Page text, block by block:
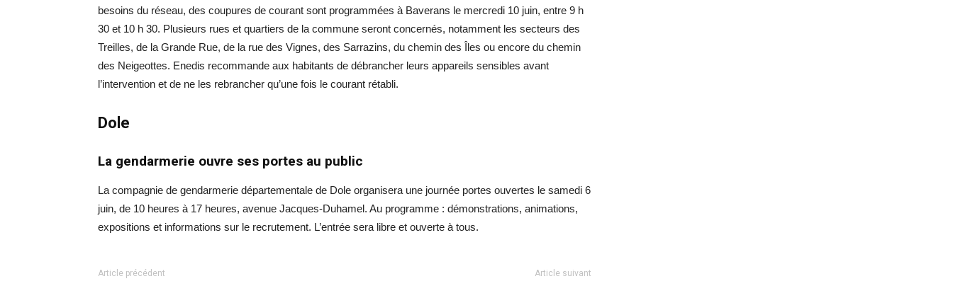
besoins du réseau, des coupures de courant sont programmées à Baverans le mercredi 10 juin, entre 9 h
30 et 10 h 30. Plusieurs rues et quartiers de la commune seront concernés, notamment les secteurs des
Treilles, de la Grande Rue, de la rue des Vignes, des Sarrazins, du chemin des Îles ou encore du chemin
des Neigeottes. Enedis recommande aux habitants de débrancher leurs appareils sensibles avant
l’intervention et de ne les rebrancher qu’une fois le courant rétabli.
Dole
La gendarmerie ouvre ses portes au public
La compagnie de gendarmerie départementale de Dole organisera une journée portes ouvertes le samedi 6
juin, de 10 heures à 17 heures, avenue Jacques-Duhamel. Au programme : démonstrations, animations,
expositions et informations sur le recrutement. L’entrée sera libre et ouverte à tous.
Article précédent Article suivant